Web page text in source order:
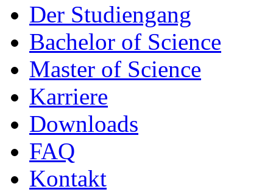
Der Studiengang
Bachelor of Science
Master of Science
Karriere
Downloads
FAQ
Kontakt